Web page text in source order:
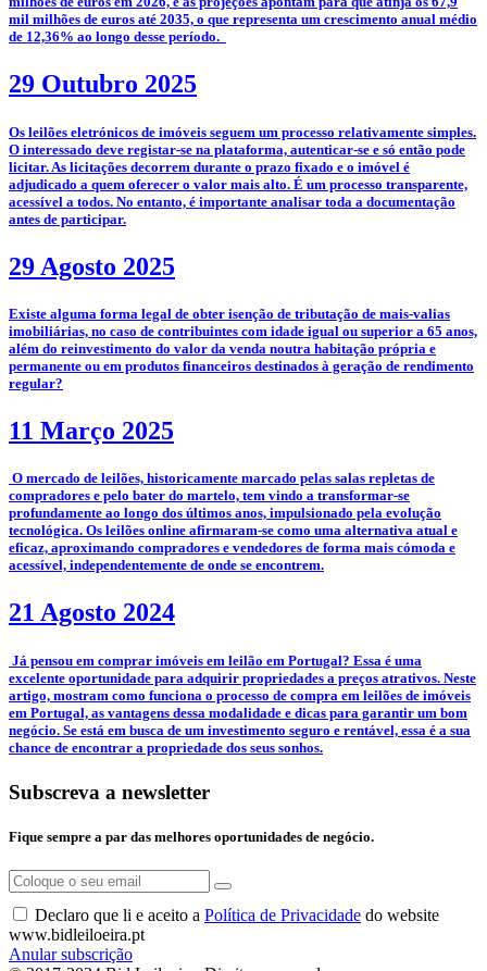
mil milhões de euros até 2035, o que representa um crescimento anual médio
de 12,36% ao longo desse período.
29 Outubro 2025
­­Os leilões eletrónicos de imóveis seguem um processo relativamente simples.
O interessado deve registar-se na plataforma, autenticar-se e só então pode
licitar. As licitações decorrem durante o prazo fixado e o imóvel é
adjudicado a quem oferecer o valor mais alto. É um processo transparente,
acessível a todos. No entanto, é importante analisar toda a documentação
antes de participar.
29 Agosto 2025
­Existe alguma forma legal de obter isenção de tributação de mais-valias
imobiliárias, no caso de contribuintes com idade igual ou superior a 65 anos,
além do reinvestimento do valor da venda noutra habitação própria e
permanente ou em produtos financeiros destinados à geração de rendimento
regular?
11 Março 2025
­­­­ O mercado de leilões, historicamente marcado pelas salas repletas de
compradores e pelo bater do martelo, tem vindo a transformar-se
profundamente ao longo dos últimos anos, impulsionado pela evolução
tecnológica. Os leilões online afirmaram-se como uma alternativa atual e
eficaz, aproximando compradores e vendedores de forma mais cómoda e
acessível, independentemente de onde se encontrem.
21 Agosto 2024
­ Já pensou em comprar imóveis em leilão em Portugal? Essa é uma
excelente oportunidade para adquirir propriedades a preços atrativos. Neste
artigo, mostram como funciona o processo de compra em leilões de imóveis
em Portugal, as vantagens dessa modalidade e dicas para garantir um bom
negócio. Se está em busca de um investimento seguro e rentável, essa é a sua
chance de encontrar a propriedade dos seus sonhos.
Subscreva a newsletter
Fique sempre a par das melhores oportunidades de negócio.
Declaro que li e aceito a Política de Privacidade do website
www.bidleiloeira.pt
Anular subscrição